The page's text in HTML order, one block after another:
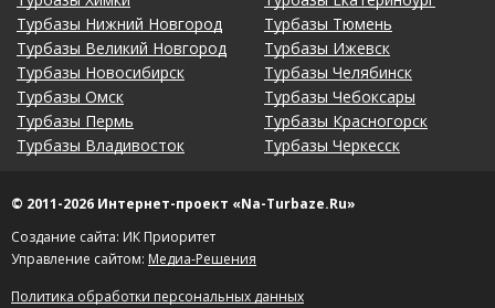
Турбазы Нижний Новгород
Турбазы Великий Новгород
Турбазы Новосибирск
Турбазы Омск
Турбазы Пермь
Турбазы Владивосток
Турбазы Тюмень
Турбазы Ижевск
Турбазы Челябинск
Турбазы Чебоксары
Турбазы Красногорск
Турбазы Черкесск
© 2011-2026 Интернет-проект «Na-Turbaze.Ru»
Создание сайта: ИК Приоритет
Управление сайтом: Медиа-Решения
Политика обработки персональных данных